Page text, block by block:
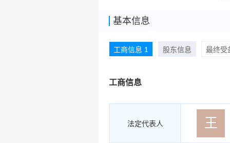
基本信息
工商信息 1 股东信息 最终受
工商信息
法定代表人 王